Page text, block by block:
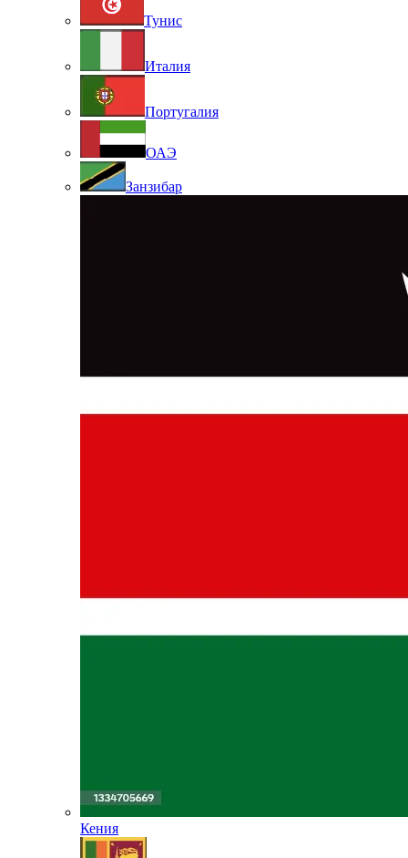
Тунис
Италия
Португалия
ОАЭ
Занзибар
Кения